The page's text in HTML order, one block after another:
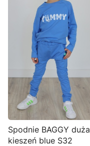
Spodnie BAGGY duża
kieszeń blue S32